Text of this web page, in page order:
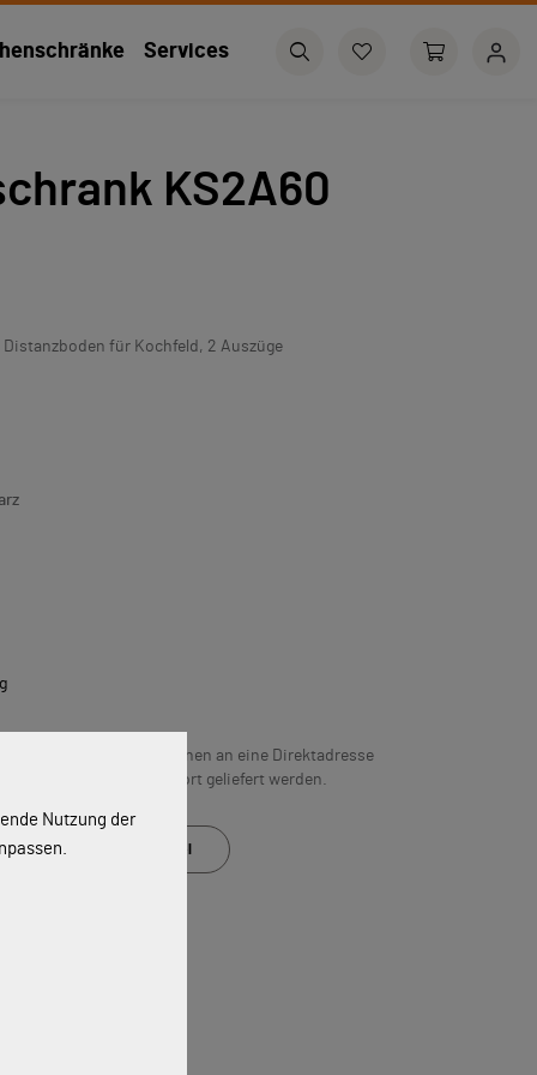
Nutzung der
Services
KS2A60
für Kochfeld, 2 Auszüge
5 Werktagen. Artikel können an eine Direktadresse
gewählten Abholort geliefert werden.